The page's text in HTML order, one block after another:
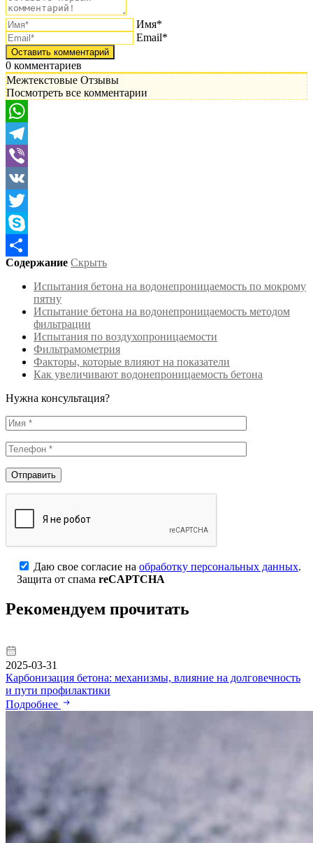
Имя*
Email*
0 комментариев
Межтекстовые Отзывы
Посмотреть все комментарии
WhatsApp
Telegram
Viber
VK
Twitter
Skype
Отправить
Содержание Скрыть
Испытания бетона на водонепроницаемость по мокрому
пятну
Испытание бетона на водонепроницаемость методом
фильтрации
Испытания по воздухопроницаемости
Фильтрамометрия
Факторы, которые влияют на показатели
Как увеличивают водонепроницаемость бетона
Нужна консультация?
Даю свое согласие на обработку персональных данных.
Защита от спама reCAPTCHA
Рекомендуем прочитать
2025-03-31
Карбонизация бетона: механизмы, влияние на долговечность
и пути профилактики
Подробнее